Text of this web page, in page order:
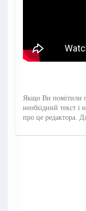
Якщо Ви помітили
необхідний текст і
про це редактора.